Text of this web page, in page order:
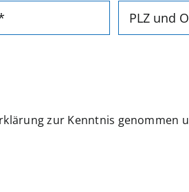
zur Kenntnis